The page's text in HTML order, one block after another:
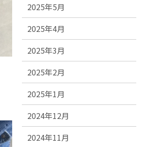
2025年5月
2025年4月
2025年3月
2025年2月
2025年1月
2024年12月
2024年11月